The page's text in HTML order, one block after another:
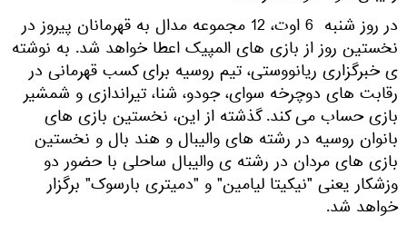
در روز شنبه 6 اوت، 12 مجموعه مدال به قهرمانان پیروز در
نخستین روز از بازی های المپیک اعطا خواهد شد. به نوشته
ی خبرگزاری ریانووستی، تیم روسیه برای کسب قهرمانی در
رقابت های دوچرخه سوای، جودو، شنا، تیراندازی و شمشیر
بازی حساب می کند. گذشته از این، نخستین بازی های
بانوان روسیه در رشته های والیبال و هند بال و نخستین
بازی های مردان در رشته ی والیبال ساحلی با حضور دو
وزشکار یعنی "نیکیتا لیامین" و "دمیتری بارسوک" برگزار
خواهد شد.